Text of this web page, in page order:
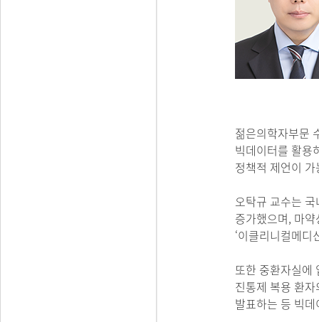
젊은의학자부문
빅데이터를 활용
정책적 제언이
오탁규 교수는
증가했으며, 마
‘이클리니컬메
또한 중환자실에
진통제 복용 환
발표하는 등 빅